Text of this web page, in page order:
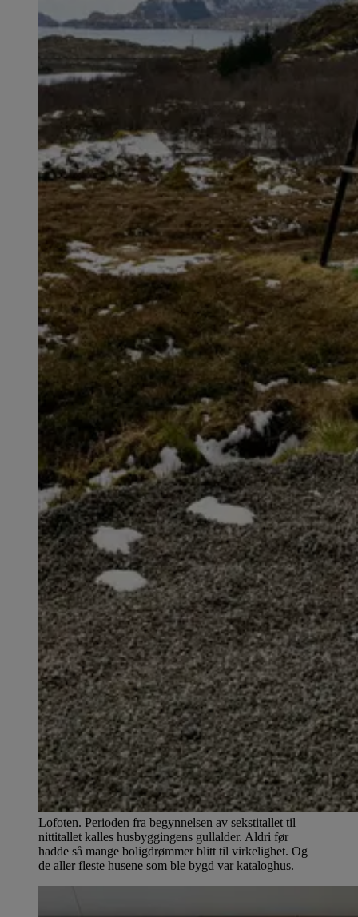
Lofoten. Perioden fra begynnelsen av sekstitallet til
nittitallet kalles husbyggingens gullalder. Aldri før
hadde så mange boligdrømmer blitt til virkelighet. Og
de aller fleste husene som ble bygd var kataloghus.